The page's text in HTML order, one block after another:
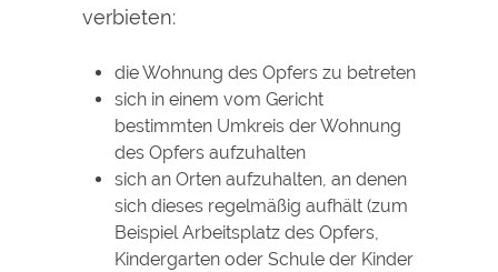
verbieten:
die Wohnung des Opfers zu betreten
sich in einem vom Gericht
bestimmten Umkreis der Wohnung
des Opfers aufzuhalten
sich an Orten aufzuhalten, an denen
sich dieses regelmäßig aufhält (zum
Beispiel Arbeitsplatz des Opfers,
Kindergarten oder Schule der Kinder